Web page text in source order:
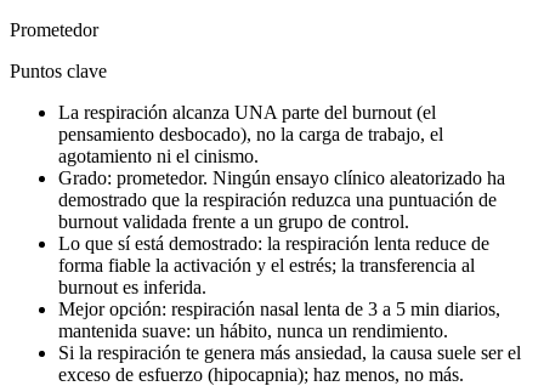
Prometedor
Puntos clave
La respiración alcanza UNA parte del burnout (el
pensamiento desbocado), no la carga de trabajo, el
agotamiento ni el cinismo.
Grado: prometedor. Ningún ensayo clínico aleatorizado ha
demostrado que la respiración reduzca una puntuación de
burnout validada frente a un grupo de control.
Lo que sí está demostrado: la respiración lenta reduce de
forma fiable la activación y el estrés; la transferencia al
burnout es inferida.
Mejor opción: respiración nasal lenta de 3 a 5 min diarios,
mantenida suave: un hábito, nunca un rendimiento.
Si la respiración te genera más ansiedad, la causa suele ser el
exceso de esfuerzo (hipocapnia); haz menos, no más.